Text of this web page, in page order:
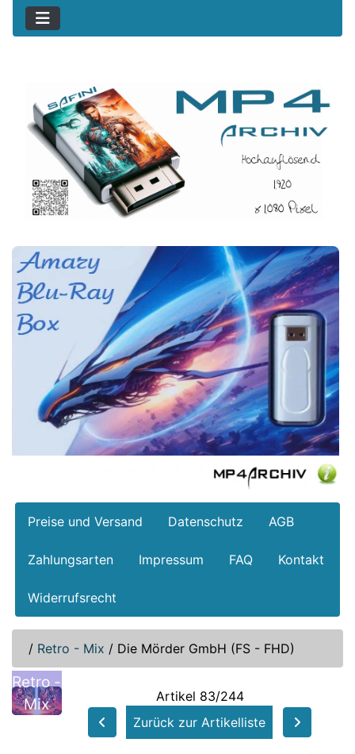
Preise und Versand Datenschutz AGB
Zahlungsarten Impressum FAQ Kontakt
Widerrufsrecht
/ Retro - Mix / Die Mörder GmbH (FS - FHD)
Retro -
Mix
Artikel 83/244
Zurück zur Artikelliste